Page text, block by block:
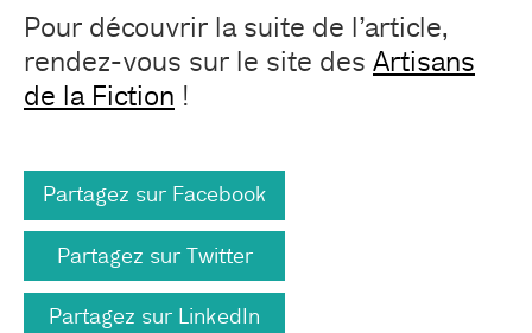
Pour découvrir la suite de l’article,
rendez-vous sur le site des Artisans
de la Fiction !
Partagez sur Facebook
Partagez sur Twitter
Partagez sur LinkedIn